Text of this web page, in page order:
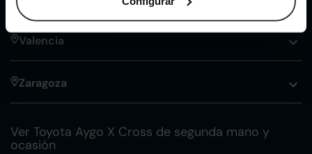
Valencia
Zaragoza
Ver Toyota Aygo X Cross de segunda mano y
ocasión